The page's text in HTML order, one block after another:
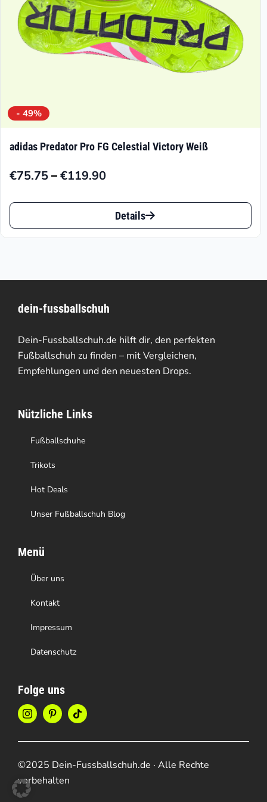
Produktseite
gewählt
- 49%
adidas Predator Pro FG Celestial Victory Weiß
€75.75–€119.90
Preisspanne:
€75.75
€119.90
Dieses
Produkt
auf.
Die
Optionen
können
der
Produktseite
gewählt
werden
Details
dein-fussballschuh
Dein-Fussballschuh.de hilft dir, den perfekten
Fußballschuh zu finden – mit Vergleichen,
Empfehlungen und den neuesten Drops.
Nützliche Links
Fußballschuhe
Trikots
Hot Deals
Unser Fußballschuh Blog
Menü
Über uns
Kontakt
Impressum
Datenschutz
Folge uns
©2025 Dein-Fussballschuh.de · Alle Rechte
vorbehalten